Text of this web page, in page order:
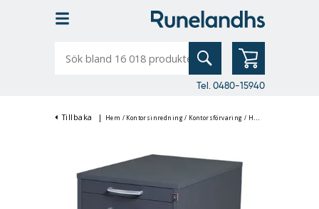
bland
Tel. 0480-15940
Tillbaka | Hem / Kontorsinredning / Kontorsförvaring / Hurtsar & Skrivbordshurtsar